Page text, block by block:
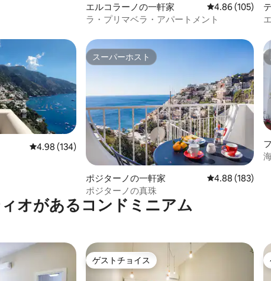
エルコラーノの一軒家 レビュー105件
4.86 (105)
ラ・プリマベラ・アパートメント
評価
レビュー134件、5つ星中4.98つ星の平均評価
4.98 (134)
スーパーホスト
スーパーホスト
ポジターノの一軒家 レビュー183件
4.88 (183)
ポジターノの真珠
オがあるコンドミニアム
ゲストチョイス
ゲストチョイス